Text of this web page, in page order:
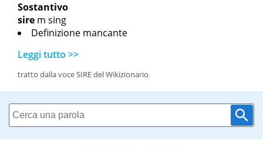
Sostantivo
sire m sing
Definizione mancante
Leggi tutto >>
tratto dalla voce SIRE del Wikizionario